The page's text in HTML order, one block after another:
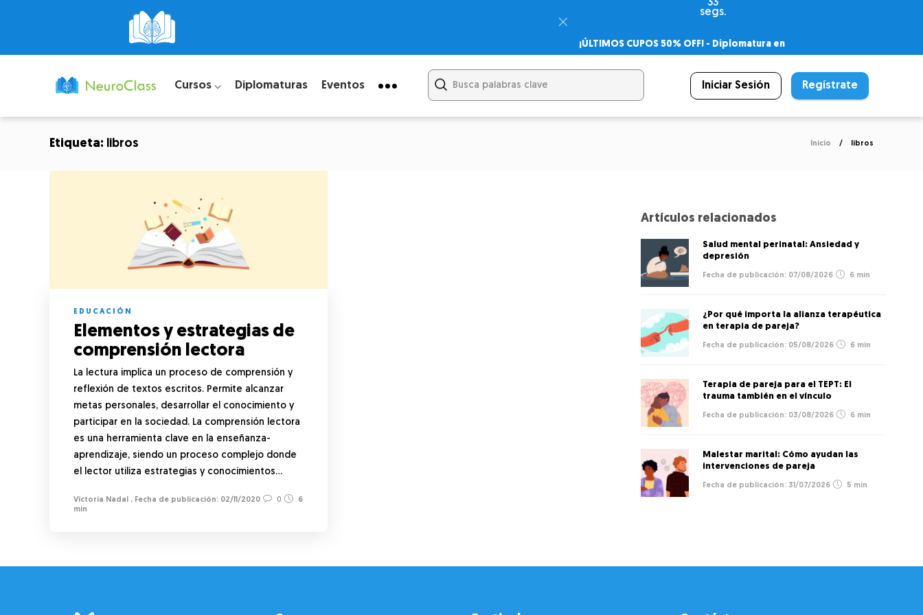
33
segs.
¡ÚLTIMOS CUPOS 50% OFF! - Diplomatura en
– Certificado Universitario
Cursos ⌵ Diplomaturas Eventos Iniciar Sesión Regístrate
Etiqueta: libros Inicio libros
EDUCACIÓN
Elementos y estrategias de
comprensión lectora
La lectura implica un proceso de comprensión y
reflexión de textos escritos. Permite alcanzar
metas personales, desarrollar el conocimiento y
participar en la sociedad. La comprensión lectora
es una herramienta clave en la enseñanza-
aprendizaje, siendo un proceso complejo donde
el lector utiliza estrategias y conocimientos…
Victoria Nadal , 02/11/2020 0
6
min
Artículos relacionados
Salud mental perinatal: Ansiedad y
depresión
07/08/2026 6 min
¿Por qué importa la alianza terapéutica
en terapia de pareja?
05/08/2026 6 min
Terapia de pareja para el TEPT: El
trauma también en el vínculo
03/08/2026 6 min
Malestar marital: Cómo ayudan las
intervenciones de pareja
31/07/2026 5 min